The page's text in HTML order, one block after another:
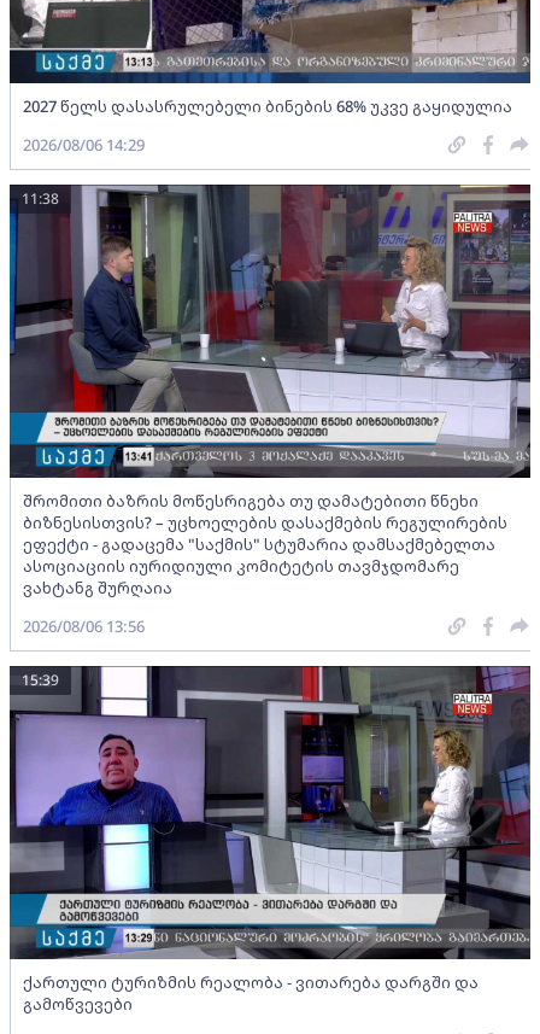
2027 წელს დასასრულებელი ბინების 68% უკვე გაყიდულია
2026/08/06 14:29
შრომითი ბაზრის მოწესრიგება თუ დამატებითი წნეხი
ბიზნესისთვის? – უცხოელების დასაქმების რეგულირების
ეფექტი - გადაცემა "საქმის" სტუმარია დამსაქმებელთა
ასოციაციის იურიდიული კომიტეტის თავმჯდომარე
ვახტანგ შურღაია
11:38
2026/08/06 13:56
ქართული ტურიზმის რეალობა - ვითარება დარგში და
გამოწვევები
15:39